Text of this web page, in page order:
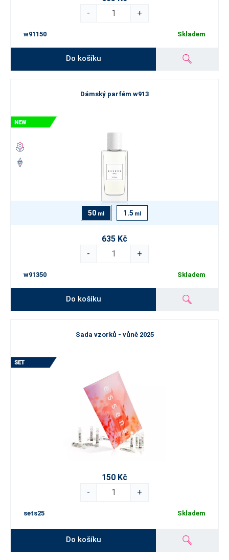
-
+
w91150 Skladem
Do košíku
Dámský parfém w913
50 ml 1.5 ml
635 Kč
-
+
w91350 Skladem
Do košíku
Sada vzorků - vůně 2025
150 Kč
-
+
sets25 Skladem
Do košíku